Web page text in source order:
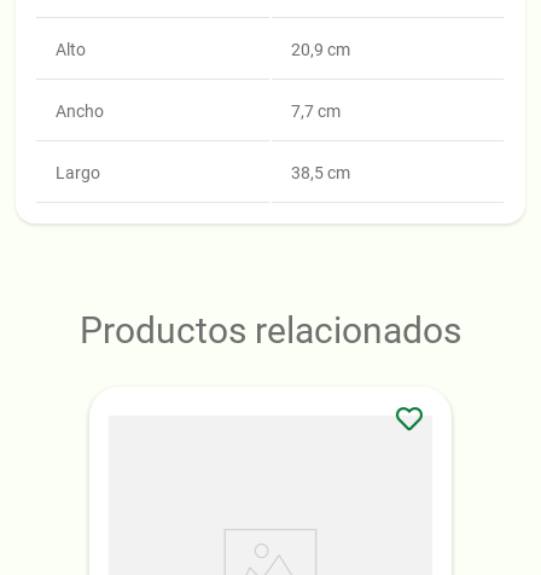
Alto 20,9 cm
Ancho 7,7 cm
Largo 38,5 cm
Productos relacionados